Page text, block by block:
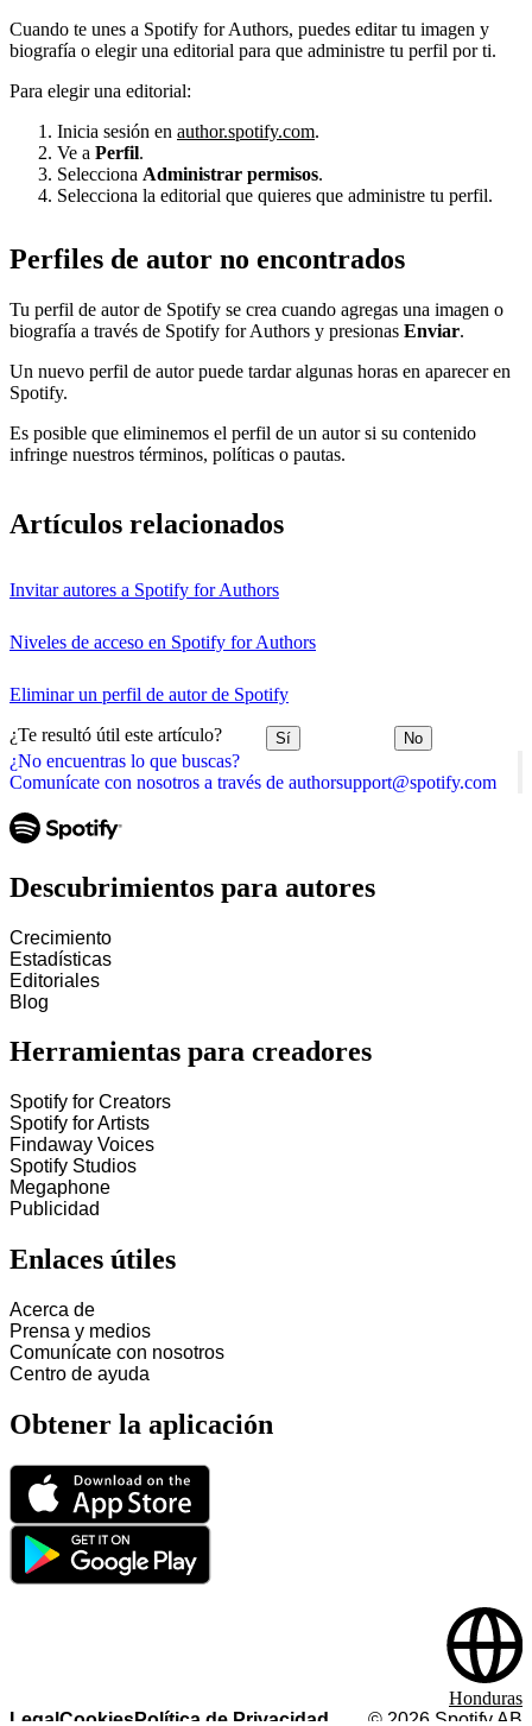
¿No encuentras lo que buscas?
Comunícate con nosotros a través de authorsupport@spotify.com
Cuando te unes a Spotify for Authors, puedes editar tu imagen y
biografía o elegir una editorial para que administre tu perfil por ti.
Para elegir una editorial:
Inicia sesión en author.spotify.com.
Ve a Perfil.
Selecciona Administrar permisos.
Selecciona la editorial que quieres que administre tu perfil.
Perfiles de autor no encontrados
Tu perfil de autor de Spotify se crea cuando agregas una imagen o
biografía a través de Spotify for Authors y presionas Enviar.
Un nuevo perfil de autor puede tardar algunas horas en aparecer en
Spotify.
Es posible que eliminemos el perfil de un autor si su contenido
infringe nuestros términos, políticas o pautas.
Artículos relacionados
Invitar autores a Spotify for Authors
Niveles de acceso en Spotify for Authors
Eliminar un perfil de autor de Spotify
¿Te resultó útil este artículo? Sí No
Descubrimientos para autores
Crecimiento
Estadísticas
Editoriales
Blog
Herramientas para creadores
Spotify for Creators
Spotify for Artists
Findaway Voices
Spotify Studios
Megaphone
Publicidad
Enlaces útiles
Acerca de
Prensa y medios
Comunícate con nosotros
Centro de ayuda
Obtener la aplicación
LegalCookiesPolítica de Privacidad © 2026 Spotify AB
Honduras